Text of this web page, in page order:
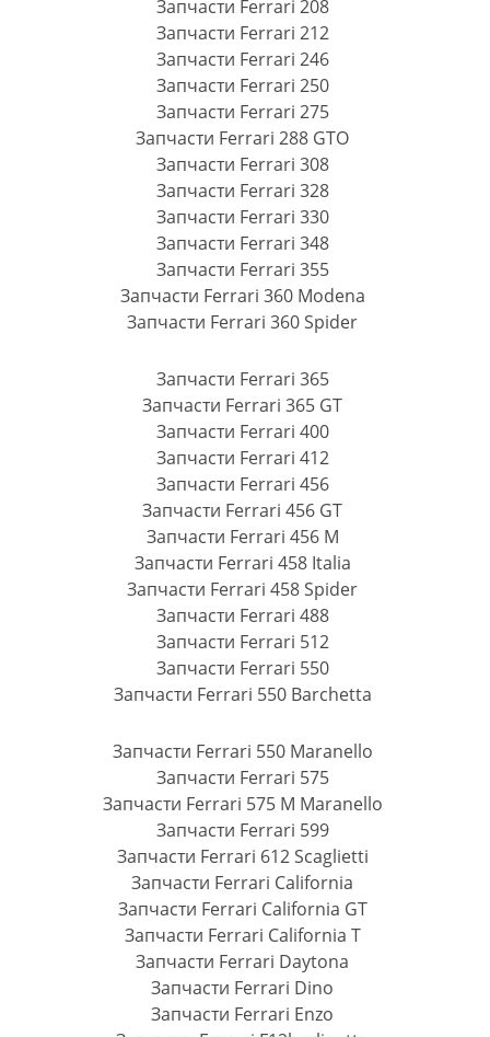
Запчасти Ferrari 208
Запчасти Ferrari 212
Запчасти Ferrari 246
Запчасти Ferrari 250
Запчасти Ferrari 275
Запчасти Ferrari 288 GTO
Запчасти Ferrari 308
Запчасти Ferrari 328
Запчасти Ferrari 330
Запчасти Ferrari 348
Запчасти Ferrari 355
Запчасти Ferrari 360 Modena
Запчасти Ferrari 360 Spider
Запчасти Ferrari 365
Запчасти Ferrari 365 GT
Запчасти Ferrari 400
Запчасти Ferrari 412
Запчасти Ferrari 456
Запчасти Ferrari 456 GT
Запчасти Ferrari 456 M
Запчасти Ferrari 458 Italia
Запчасти Ferrari 458 Spider
Запчасти Ferrari 488
Запчасти Ferrari 512
Запчасти Ferrari 550
Запчасти Ferrari 550 Barchetta
Запчасти Ferrari 550 Maranello
Запчасти Ferrari 575
Запчасти Ferrari 575 M Maranello
Запчасти Ferrari 599
Запчасти Ferrari 612 Scaglietti
Запчасти Ferrari California
Запчасти Ferrari California GT
Запчасти Ferrari California T
Запчасти Ferrari Daytona
Запчасти Ferrari Dino
Запчасти Ferrari Enzo